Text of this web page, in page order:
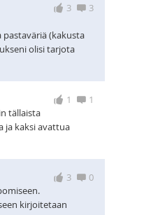
3 3
(kakusta
olisi tarjota
1 1
tällaista
ja kaksi avattua
3 0
kirjoitetaan